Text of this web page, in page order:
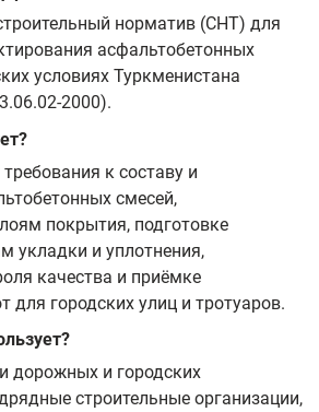
норматив (СНТ) для
асфальтобетонных
условиях Туркменистана
2000).
к составу и
смесей,
покрытия, подготовке
укладки и уплотнения,
качества и приёмке
для городских улиц и тротуаров.
дорожных и городских
строительные организации,